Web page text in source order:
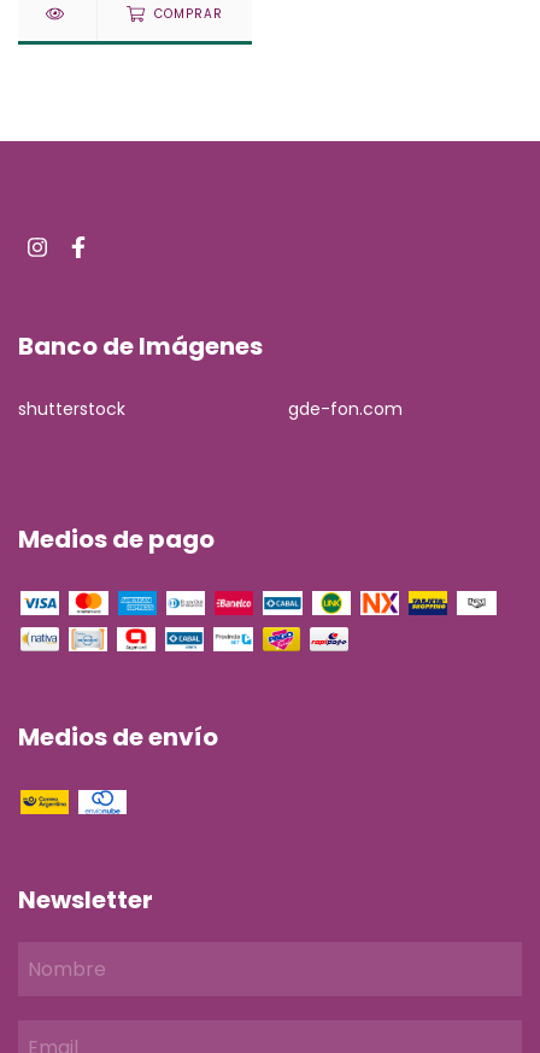
COMPRAR
Banco de Imágenes
shutterstock gde-fon.com
Medios de pago
Medios de envío
Newsletter